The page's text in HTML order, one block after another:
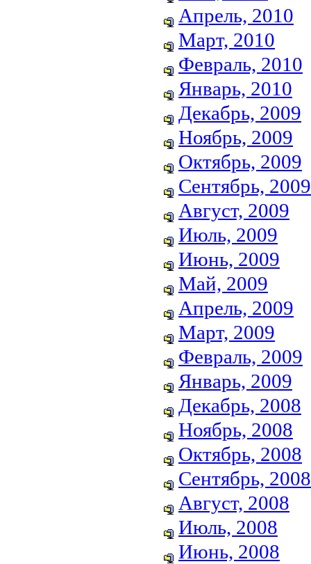
Апрель, 2010
Март, 2010
Февраль, 2010
Январь, 2010
Декабрь, 2009
Ноябрь, 2009
Октябрь, 2009
Сентябрь, 2009
Август, 2009
Июль, 2009
Июнь, 2009
Май, 2009
Апрель, 2009
Март, 2009
Февраль, 2009
Январь, 2009
Декабрь, 2008
Ноябрь, 2008
Октябрь, 2008
Сентябрь, 2008
Август, 2008
Июль, 2008
Июнь, 2008